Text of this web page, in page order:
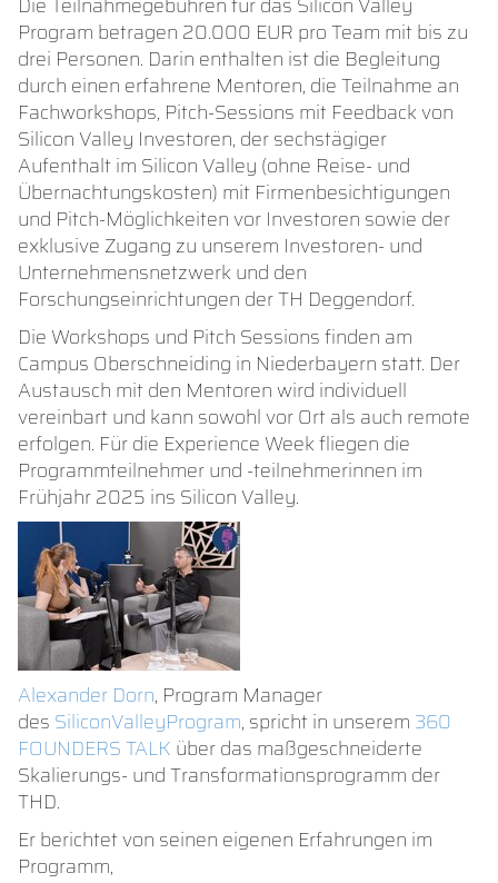
Program betragen 20.000 EUR pro Team mit bis zu
drei Personen. Darin enthalten ist die Begleitung
durch einen erfahrene Mentoren, die Teilnahme an
Fachworkshops, Pitch-Sessions mit Feedback von
Silicon Valley Investoren, der sechstägiger
Aufenthalt im Silicon Valley (ohne Reise- und
Übernachtungskosten) mit Firmenbesichtigungen
und Pitch-Möglichkeiten vor Investoren sowie der
exklusive Zugang zu unserem Investoren- und
Unternehmensnetzwerk und den
Forschungseinrichtungen der TH Deggendorf.
Die Workshops und Pitch Sessions finden am
Campus Oberschneiding in Niederbayern statt. Der
Austausch mit den Mentoren wird individuell
vereinbart und kann sowohl vor Ort als auch remote
erfolgen. Für die Experience Week fliegen die
Programmteilnehmer und -teilnehmerinnen im
Frühjahr 2025 ins Silicon Valley.
Alexander Dorn, Program Manager
des SiliconValleyProgram, spricht in unserem 360
FOUNDERS TALK über das maßgeschneiderte
Skalierungs- und Transformationsprogramm der
THD.
Er berichtet von seinen eigenen Erfahrungen im
Programm,